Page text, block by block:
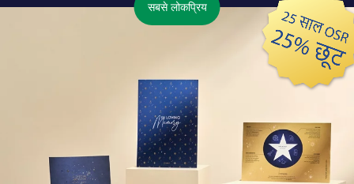
सबसे लोकप्रिय